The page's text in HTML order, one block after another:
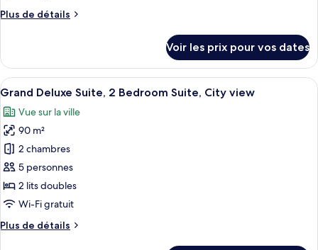
Acropolis,
King,
Acropolis
view,
High
floor
Plus de détails
Plus
le
type
de
Deluxe
Acropolis,
Guest
room,
King,
Acropolis
view,
floor
Voir les prix pour vos dates
Afficher
toutes
les
photos
pour
ce
type
de
chambre :
Grand
Une chambre d’hôtel avec un lit,
7
Grand Deluxe Suite, 2 Bedroom Suite, City view
Vue sur la ville
90 m²
2 chambres
5 personnes
2 lits doubles
Wi-Fi gratuit
Plus de détails
Plus